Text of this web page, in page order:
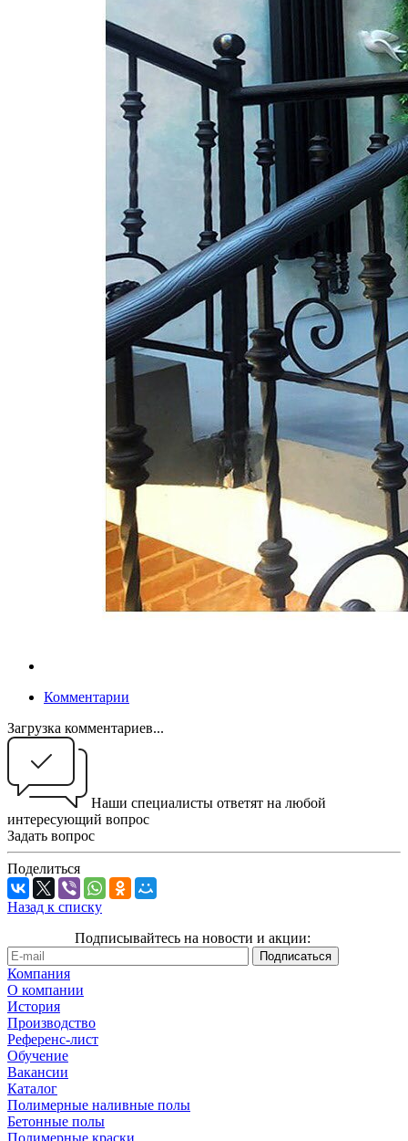
Комментарии
Загрузка комментариев...
Наши специалисты ответят на любой
интересующий вопрос
Задать вопрос
Поделиться
Назад к списку
Подписывайтесь на новости и акции:
Компания
О компании
История
Производство
Референс-лист
Обучение
Вакансии
Каталог
Полимерные наливные полы
Бетонные полы